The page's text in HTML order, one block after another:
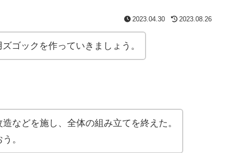
2023.04.30 2023.08.26
ゴックを作っていきましょう。
などを施し、全体の組み立てを終えた。
。